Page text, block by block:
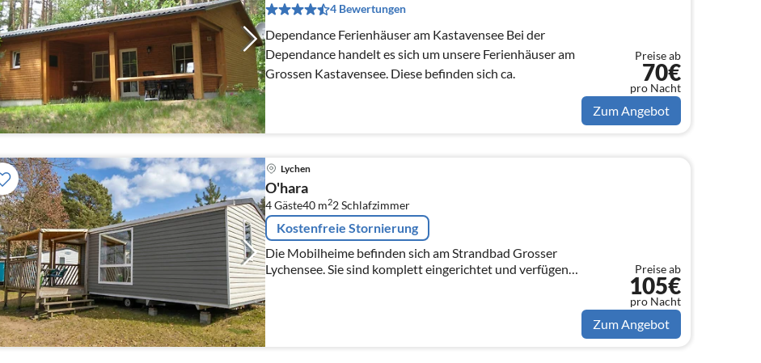
4 Bewertungen
Dependance Ferienhäuser am Kastavensee Bei der
Dependance handelt es sich um unsere Ferienhäuser am
Grossen Kastavensee. Diese befinden sich ca.
Preise ab
70€
pro Nacht
Zum Angebot
Lychen
O'hara
4 Gäste40 m22Schlafzimmer
Kostenfreie Stornierung
Die Mobilheime befinden sich am Strandbad Grosser
Lychensee. Sie sind komplett eingerichtet und verfügen
jeweils über einen Wohnraum mit offener Küche und
Esstisch, 2 Schlafzimmer,...
Preise ab
105€
pro Nacht
Zum Angebot